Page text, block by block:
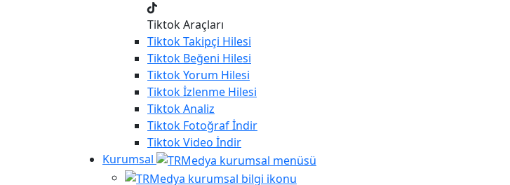
Tiktok Araçları
TiktokTakipçi Hilesi
Tiktok Beğeni Hilesi
TiktokYorum Hilesi
Tiktokİzlenme Hilesi
TiktokAnaliz
Tiktok Fotoğraf İndir
TiktokVideo İndir
Kurumsal